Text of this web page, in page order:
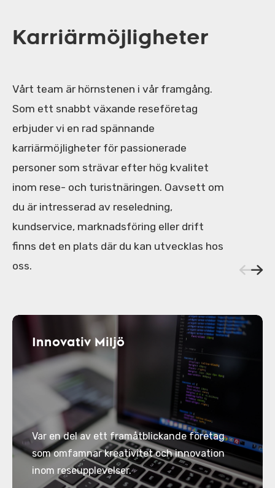
Karriärmöjligheter
Vårt team är hörnstenen i vår framgång.
Som ett snabbt växande reseföretag
erbjuder vi en rad spännande
karriärmöjligheter för passionerade
personer som strävar efter hög kvalitet
inom rese- och turistnäringen. Oavsett om
du är intresserad av reseledning,
kundservice, marknadsföring eller drift
finns det en plats där du kan utvecklas hos
oss.
Innovativ Miljö
Var en del av ett framåtblickande företag
som omfamnar kreativitet och innovation
inom reseupplevelser.